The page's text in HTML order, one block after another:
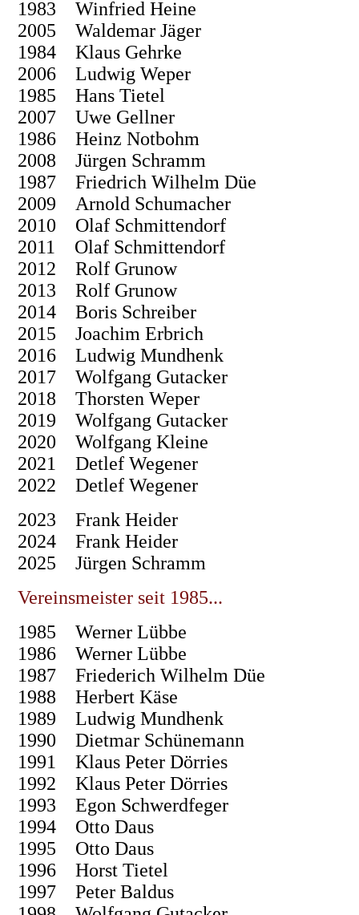
1983 Winfried Heine
2005 Waldemar Jäger
1984 Klaus Gehrke
2006 Ludwig Weper
1985 Hans Tietel
2007 Uwe Gellner
1986 Heinz Notbohm
2008 Jürgen Schramm
1987 Friedrich Wilhelm Düe
2009 Arnold Schumacher
2010 Olaf Schmittendorf
2011 Olaf Schmittendorf
2012 Rolf Grunow
2013 Rolf Grunow
2014 Boris Schreiber
2015 Joachim Erbrich
2016 Ludwig Mundhenk
2017 Wolfgang Gutacker
2018 Thorsten Weper
2019 Wolfgang Gutacker
2020 Wolfgang Kleine
2021 Detlef Wegener
2022 Detlef Wegener
2023 Frank Heider
2024 Frank Heider
2025 Jürgen Schramm
Vereinsmeister seit 1985...
1985 Werner Lübbe
1986 Werner Lübbe
1987 Friederich Wilhelm Düe
1988 Herbert Käse
1989 Ludwig Mundhenk
1990 Dietmar Schünemann
1991 Klaus Peter Dörries
1992 Klaus Peter Dörries
1993 Egon Schwerdfeger
1994 Otto Daus
1995 Otto Daus
1996 Horst Tietel
1997 Peter Baldus